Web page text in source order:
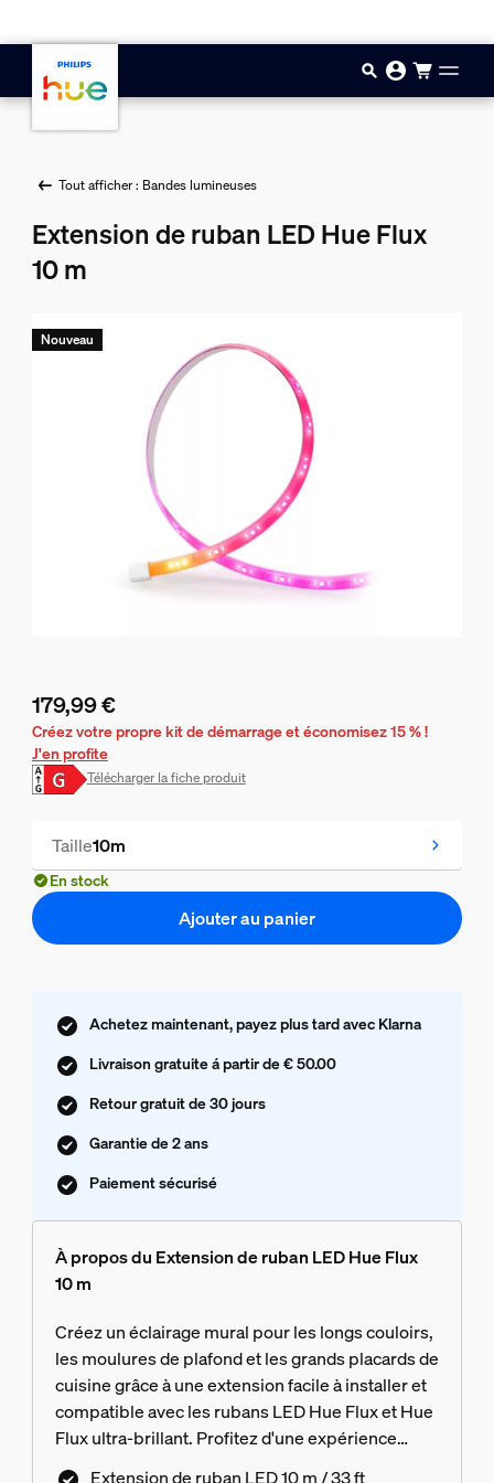
Tout afficher : Bandes lumineuses
Extension de ruban LED Hue Flux
10 m
Le prix actuel est 179,99 €
179,99 €
Créez votre propre kit de démarrage et économisez 15 % !
J'en profite
Télécharger la fiche produit
Nouveau
Taille10m
En stock
Ajouter au panier
Achetez maintenant, payez plus tard avec Klarna
Livraison gratuite á partir de € 50.00
Retour gratuit de 30 jours
Garantie de 2 ans
Paiement sécurisé
À propos du Extension de ruban LED Hue Flux
10 m
Créez un éclairage mural pour les longs couloirs,
les moulures de plafond et les grands placards de
cuisine grâce à une extension facile à installer et
compatible avec les rubans LED Hue Flux et Hue
Flux ultra-brillant. Profitez d'une expérience
harmonieuse sans compromettre l'ambiance ni la
Extension de ruban LED 10 m / 33 ft